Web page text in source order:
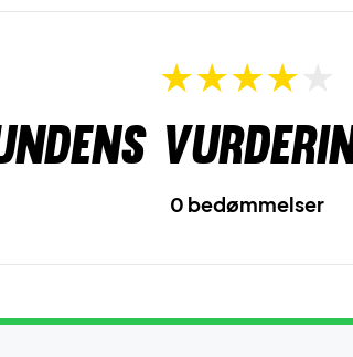
0 bedømmelser